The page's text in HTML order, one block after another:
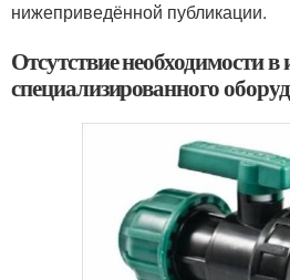
нижеприведённой публикации.
Отсутствие необходимости
специализированного